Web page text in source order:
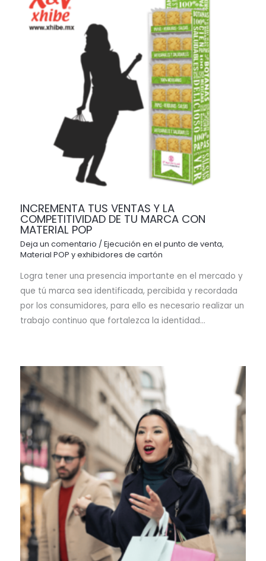
INCREMENTA TUS VENTAS Y LA
COMPETITIVIDAD DE TU MARCA CON
MATERIAL POP
Deja un comentario /Ejecución en el punto de venta,
Material POP y exhibidores de cartón
Logra tener una presencia importante en el mercado y
que tú marca sea identificada, percibida y recordada
por los consumidores, para ello es necesario realizar un
trabajo continuo que fortalezca la identidad…